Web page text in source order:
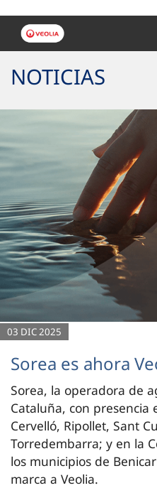
NOTICIAS
03 DIC 2025
Sorea es ahora
Sorea, la operadora de
Cataluña, con presencia
Cervelló, Ripollet, Sant
Torredembarra; y en la
los municipios de
marca a Veolia.